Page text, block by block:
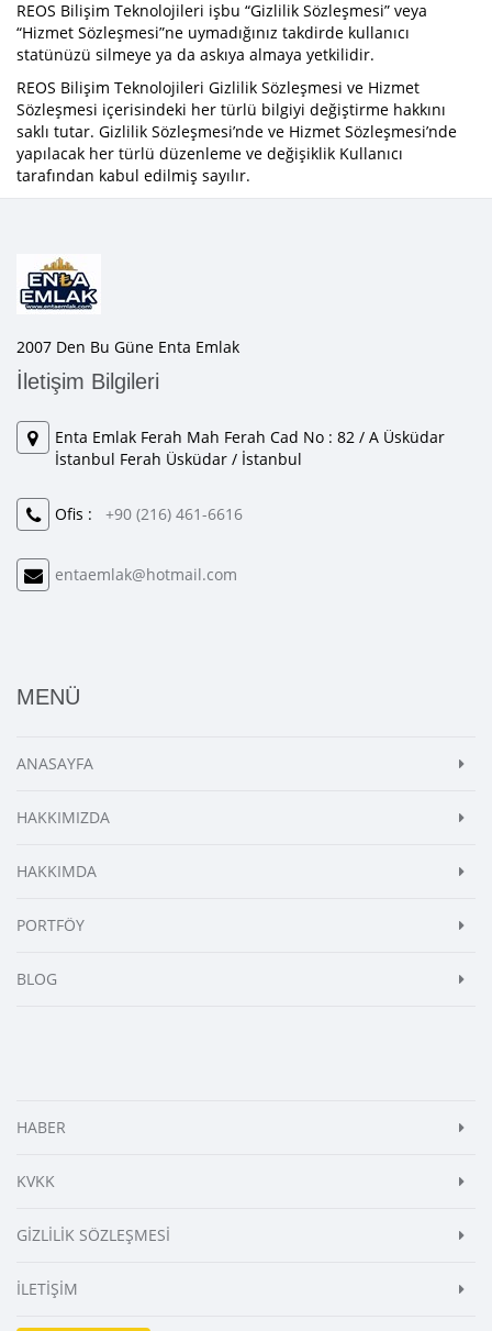
REOS Bilişim Teknolojileri işbu “Gizlilik Sözleşmesi” veya
“Hizmet Sözleşmesi”ne uymadığınız takdirde kullanıcı
statünüzü silmeye ya da askıya almaya yetkilidir.
REOS Bilişim Teknolojileri Gizlilik Sözleşmesi ve Hizmet
Sözleşmesi içerisindeki her türlü bilgiyi değiştirme hakkını
saklı tutar. Gizlilik Sözleşmesi’nde ve Hizmet Sözleşmesi’nde
yapılacak her türlü düzenleme ve değişiklik Kullanıcı
tarafından kabul edilmiş sayılır.
2007 Den Bu Güne Enta Emlak
İletişim Bilgileri
Enta Emlak Ferah Mah Ferah Cad No : 82 / A Üsküdar
İstanbul Ferah Üsküdar / İstanbul
Ofis : +90 (216) 461-6616
entaemlak@hotmail.com
MENÜ
ANASAYFA
HAKKIMIZDA
HAKKIMDA
PORTFÖY
BLOG
HABER
KVKK
GİZLİLİK SÖZLEŞMESİ
İLETİŞİM